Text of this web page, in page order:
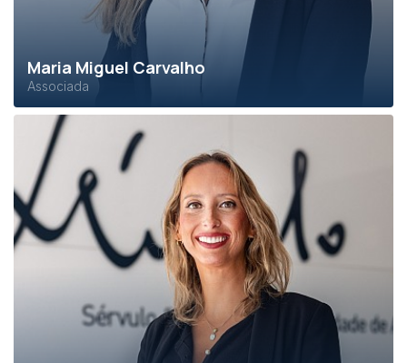
Maria Miguel Carvalho
Associada